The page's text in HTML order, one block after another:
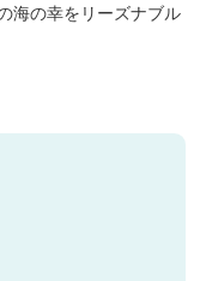
海の幸をリーズナブル